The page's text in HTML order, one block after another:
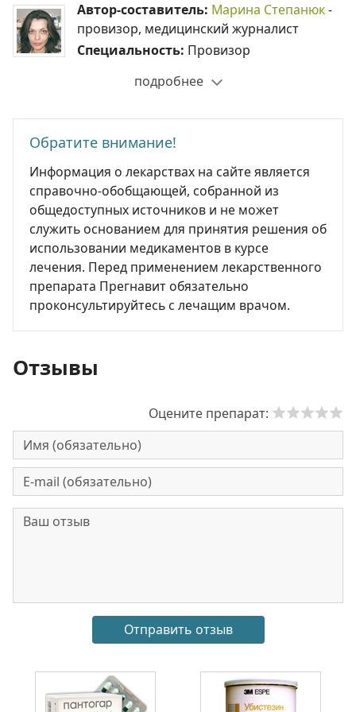
Автор-составитель: Марина Степанюк-
провизор, медицинский журналист
Специальность: Провизор
подробнее
Обратите внимание!
Информация о лекарствах на сайте является
справочно-обобщающей, собранной из
общедоступных источников и не может
служить основанием для принятия решения об
использовании медикаментов в курсе
лечения. Перед применением лекарственного
препарата Прегнавит обязательно
проконсультируйтесь с лечащим врачом.
Отзывы
Оцените препарат: